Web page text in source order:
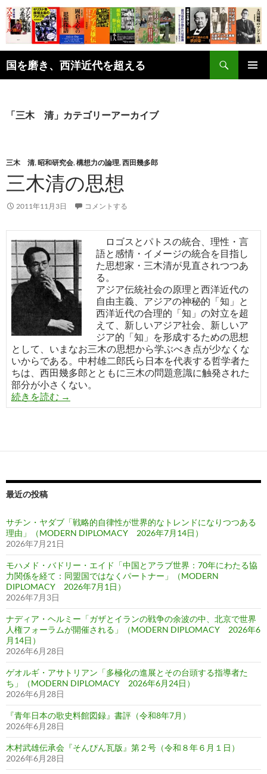
コ
ン
テ
ン
ツ
へ
国を磨き、西洋近代を超える
索
「三木 清」カテゴリーアーカイブ
三木 清,昭和研究会,構想力の論理,西田幾多郎
三木清の思想
2011年11月3日 コメントする
ロゴスとパトスの統合、理性・言
語と感情・イメージの統合を目指し
た思想家・三木清が見直されつつあ
る。
アジア伝統社会の原理と西洋近代の
自由主義、アジアの神秘的「知」と
西洋近代の合理的「知」の対立を超
えて、新しいアジア社会、新しいア
ジア的「知」を形成するための思想
として、いまなお三木の思想から学ぶべき点が少なくな
いからである。中村雄二郎氏ら日本を代表する哲学者た
ちは、西田幾多郎とともに三木の問題意識に触発された
部分が小さくない。
続きを読む 三木清の思想
→
最近の投稿
サチン・ヤダブ「戦略的自律性が世界的なトレンドになりつつある
理由」（MODERN DIPLOMACY 2026年7月14日）
2026年7月21日
モハメド・バドリー・エイド「中国とアラブ世界：70年にわたる協
力関係を経て：同盟国ではなくパートナー」（MODERN
DIPLOMACY 2026年7月1日）
2026年7月3日
ナディア・ヘルミー「ガザとイランの戦争の余波の中、北京で世界
人権フォーラムが開催される」（MODERN DIPLOMACY 2026年6
月14日）
2026年6月28日
ゲオルギ・アサトリアン「多極化の進展とその台頭する指導者た
ち」（MODERN DIPLOMACY 2026年6月24日）
2026年6月28日
『青年日本の歌史料館図録』書評（令和8年7月）
2026年6月28日
木村武雄伝承会『そんぴん瓦版』第２号（令和８年６月１日）
2026年6月28日